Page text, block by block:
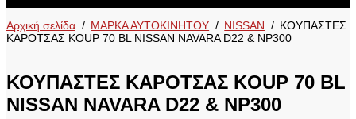
Αρχική σελίδα / ΜΑΡΚΑ ΑΥΤΟΚΙΝΗΤΟΥ / NISSAN / ΚΟΥΠΑΣΤΕΣ
ΚΑΡΟΤΣΑΣ KOUP 70 BL NISSAN NAVARA D22 & NP300
ΚΟΥΠΑΣΤΕΣ ΚΑΡΟΤΣΑΣ KOUP 70 BL
NISSAN NAVARA D22 & NP300